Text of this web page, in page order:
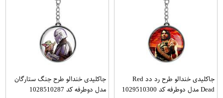
جاکلیدی خندالو طرح رد دد Red
Dead مدل دوطرفه کد 1029510300
جاکلیدی خندالو طرح جنگ ستارگان
مدل دوطرفه کد 1028510287